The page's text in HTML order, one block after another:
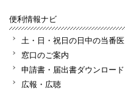
便利情報ナビ
土・日・祝日の日中の当番医
窓口のご案内
申請書・届出書ダウンロード
広報・広聴